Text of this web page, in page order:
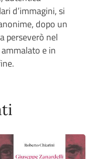
d’immagini, si
dopo un
perseverò nel
e in